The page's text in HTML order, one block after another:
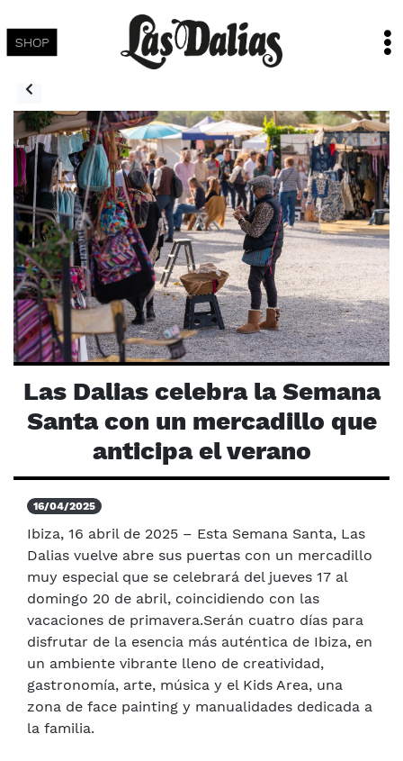
SHOP
Las Dalias celebra la Semana
Santa con un mercadillo que
anticipa el verano
16/04/2025
Ibiza, 16 abril de 2025 – Esta Semana Santa, Las
Dalias vuelve abre sus puertas con un mercadillo
muy especial que se celebrará del jueves 17 al
domingo 20 de abril, coincidiendo con las
vacaciones de primavera.Serán cuatro días para
disfrutar de la esencia más auténtica de Ibiza, en
un ambiente vibrante lleno de creatividad,
gastronomía, arte, música y el Kids Area, una
zona de face painting y manualidades dedicada a
la familia.